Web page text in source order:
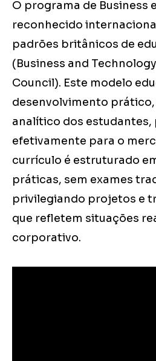
O programa de Business
reconhecido
padrões britânicos de
(Business and
Council). Este modelo
desenvolvimento
analítico dos
efetivamente para o
currículo é estruturado
práticas, sem exames
privilegiando projetos e
que refletem situações
corporativo.